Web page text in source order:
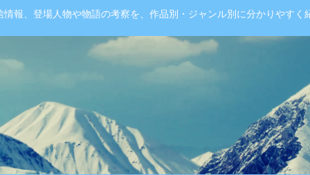
報、登場人物や物語の考察を、作品別・ジャンル別に分かりやすく